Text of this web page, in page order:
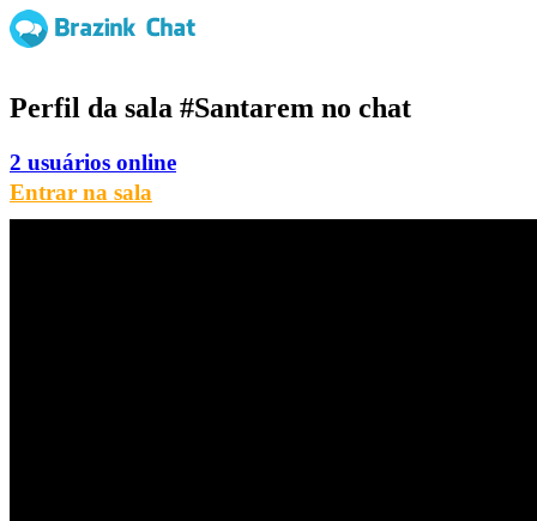
Perfil da sala #Santarem no chat
2 usuários online
Entrar na sala